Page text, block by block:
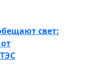
свет: